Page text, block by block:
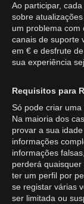
Ao participar,
sobre
um problema com
canais de suporte
em € e desfrute
sua experiência
Requisitos para
Só pode criar
Na maioria dos
provar a sua
informações
informações
perderá
ter um perfil por
se registar várias
ser limitada ou